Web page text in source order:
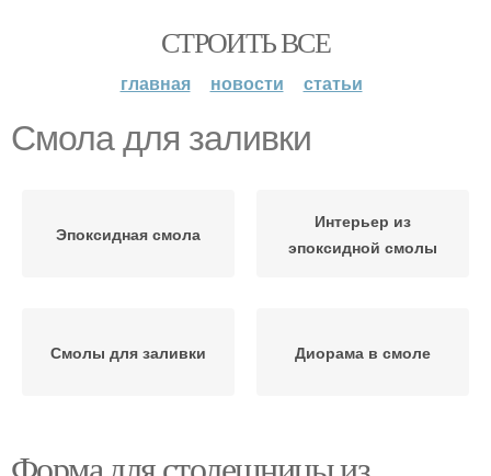
СТРОИТЬ ВСЕ
главная новости статьи
Смола для заливки
Эпоксидная смола
Интерьер из
эпоксидной смолы
Смолы для заливки Диорама в смоле